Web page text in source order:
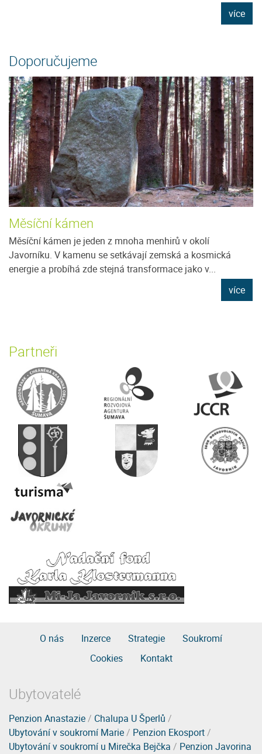
více
Doporučujeme
Měsíční kámen
Měsíční kámen je jeden z mnoha menhirů v okolí
Javorníku. V kamenu se setkávají zemská a kosmická
energie a probíhá zde stejná transformace jako v...
více
Partneři
O nás Inzerce Strategie
Soukromí
Cookies
Kontakt
Ubytovatelé
Penzion Anastazie/ Chalupa U Šperlů /
Ubytování v soukromí Marie/ Penzion Ekosport/
Ubytování v soukromí u Mirečka Bejčka / Penzion Javorina